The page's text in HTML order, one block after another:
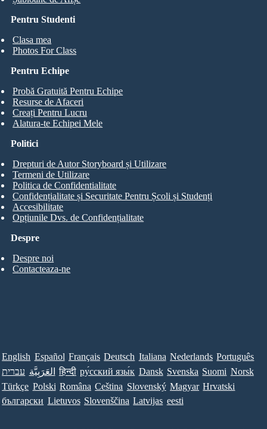
Pentru Studenti
Clasa mea
Photos For Class
Pentru Echipe
Probă Gratuită Pentru Echipe
Resurse de Afaceri
Creați Pentru Lucru
Alatura-te Echipei Mele
Despre
Despre noi
Contacteaza-ne
Politici
Drepturi de Autor Storyboard și Utilizare
Termeni de Utilizare
Politica de Confidentialitate
Confidențialitate și Securitate Pentru Școli și Studenți
Accesibilitate
Opțiunile Dvs. de Confidențialitate
English Español Français Deutsch Italiana Nederlands Português
עברית العَرَبِيَّة हिन्दी ру́сский язы́к Dansk Svenska Suomi Norsk
Türkçe Polski Româna Ceština Slovenský Magyar Hrvatski
български Lietuvos Slovenščina Latvijas eesti